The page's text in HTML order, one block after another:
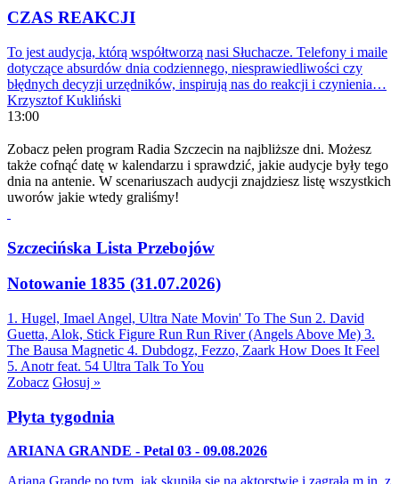
CZAS REAKCJI
To jest audycja, którą współtworzą nasi Słuchacze. Telefony i maile
dotyczące absurdów dnia codziennego, niesprawiedliwości czy
błędnych decyzji urzędników, inspirują nas do reakcji i czynienia…
Krzysztof Kukliński
13:00
Zobacz pełen program Radia Szczecin na najbliższe dni. Możesz
także cofnąć datę w kalendarzu i sprawdzić, jakie audycje były tego
dnia na antenie. W scenariuszach audycji znajdziesz listę wszystkich
uworów jakie wtedy graliśmy!
Szczecińska Lista Przebojów
Notowanie 1835 (31.07.2026)
1. Hugel, Imael Angel, Ultra Nate Movin' To The Sun 2. David
Guetta, Alok, Stick Figure Run Run River (Angels Above Me) 3.
The Bausa Magnetic 4. Dubdogz, Fezzo, Zaark How Does It Feel
5. Anotr feat. 54 Ultra Talk To You
Zobacz Głosuj »
Płyta tygodnia
ARIANA GRANDE - Petal 03 - 09.08.2026